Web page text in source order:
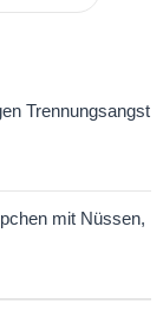
Trennungsangst
mit Nüssen,